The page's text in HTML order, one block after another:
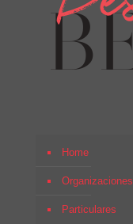
Home
Organizaciones
Particulares